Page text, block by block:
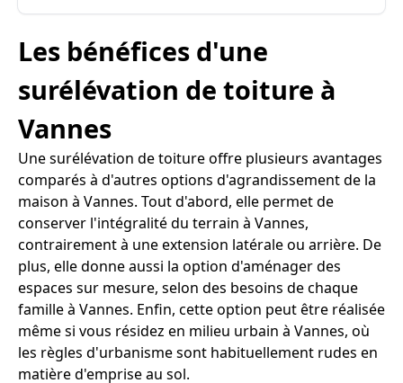
Les bénéfices d'une
surélévation de toiture à
Vannes
Une surélévation de toiture offre plusieurs avantages
comparés à d'autres options d'agrandissement de la
maison à Vannes. Tout d'abord, elle permet de
conserver l'intégralité du terrain à Vannes,
contrairement à une extension latérale ou arrière. De
plus, elle donne aussi la option d'aménager des
espaces sur mesure, selon des besoins de chaque
famille à Vannes. Enfin, cette option peut être réalisée
même si vous résidez en milieu urbain à Vannes, où
les règles d'urbanisme sont habituellement rudes en
matière d'emprise au sol.